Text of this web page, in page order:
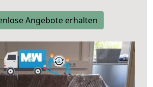
Angebote erhalten